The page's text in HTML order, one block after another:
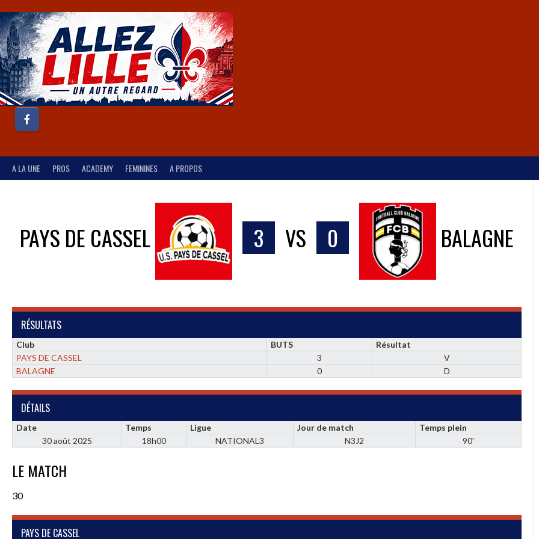
A LA UNE PROS ACADEMY FEMININES A PROPOS
PAYS DE CASSEL 3 VS 0 BALAGNE
RÉSULTATS
Club BUTS
Résultat
PAYS DE CASSEL
3
V
BALAGNE
0 D
DÉTAILS
Date Temps Ligue Jour de match
Temps plein
30 août 2025
18h00 NATIONAL3 N3J2 90'
LE MATCH
30
PAYS DE CASSEL